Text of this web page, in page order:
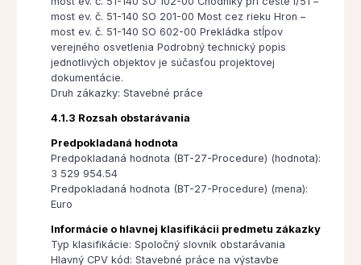
most ev. č. 51-140 SO 201-00 Most cez rieku Hron –
most ev. č. 51-140 SO 602-00 Prekládka stĺpov
verejného osvetlenia Podrobný technický popis
jednotlivých objektov je súčasťou projektovej
dokumentácie.
Druh zákazky: Stavebné práce
4.1.3 Rozsah obstarávania
Predpokladaná hodnota
Predpokladaná hodnota (BT-27-Procedure) (hodnota):
3 529 954.54
Predpokladaná hodnota (BT-27-Procedure) (mena):
Euro
Informácie o hlavnej klasifikácii predmetu zákazky
Typ klasifikácie: Spoločný slovník obstarávania
Hlavný CPV kód: Stavebné práce na výstavbe